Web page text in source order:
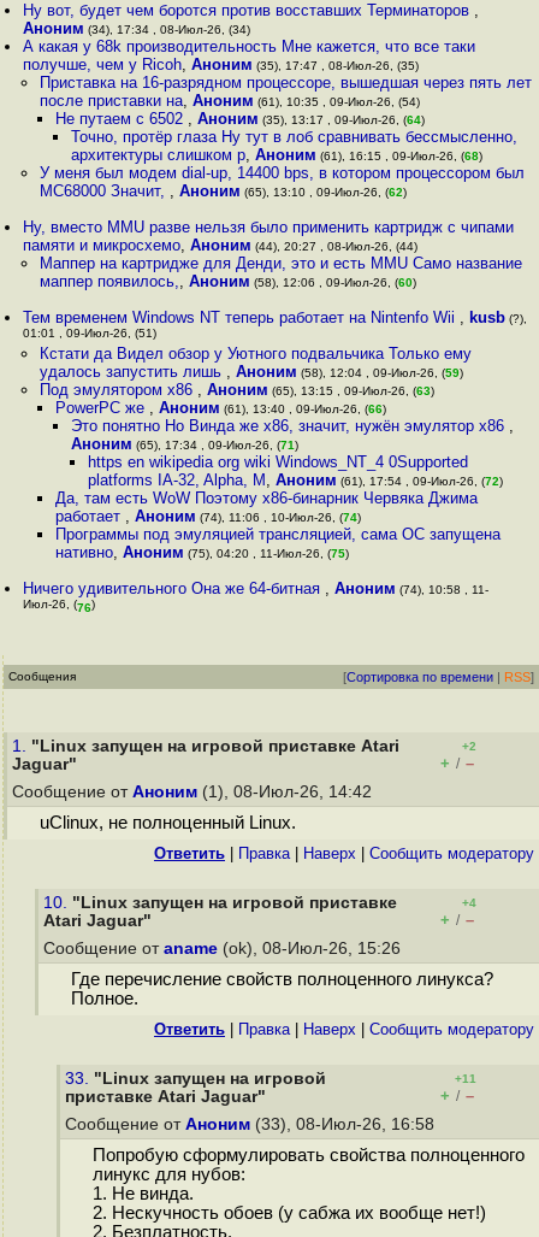
Ну вот, будет чем боротся против восставших Терминаторов ,
Аноним (34), 17:34 , 08-Июл-26, (34)
А какая у 68k производительность Мне кажется, что все таки
получше, чем у Ricoh,Аноним (35), 17:47 , 08-Июл-26, (35)
Приставка на 16-разрядном процессоре, вышедшая через пять лет
после приставки на, Аноним (61), 10:35 , 09-Июл-26, (54)
Не путаем с 6502 , Аноним (35), 13:17 , 09-Июл-26, (64)
Точно, протёр глаза Ну тут в лоб сравнивать бессмысленно,
архитектуры слишком р,Аноним (61), 16:15 , 09-Июл-26, (68)
У меня был модем dial-up, 14400 bps, в котором процессором был
MC68000 Значит, , Аноним (65), 13:10 , 09-Июл-26, (62)
Ну, вместо MMU разве нельзя было применить картридж с чипами
памяти и микросхемо,Аноним (44), 20:27 , 08-Июл-26, (44)
Маппер на картридже для Денди, это и есть MMU Само название
маппер появилось,, Аноним (58), 12:06 , 09-Июл-26, (60)
Тем временем Windows NT теперь работает на Nintenfo Wii , kusb (?),
01:01 , 09-Июл-26, (51)
Кстати да Видел обзор у Уютного подвальчика Только ему
удалось запустить лишь , Аноним (58), 12:04 , 09-Июл-26, (59)
Под эмулятором x86 , Аноним (65), 13:15 , 09-Июл-26, (63)
PowerPC же , Аноним (61), 13:40 , 09-Июл-26, (66)
Это понятно Но Винда же x86, значит, нужён эмулятор x86 ,
Аноним (65), 17:34 , 09-Июл-26, (71)
https en wikipedia org wiki Windows_NT_4 0Supported
platforms IA-32, Alpha, M , Аноним (61), 17:54 , 09-Июл-26, (72)
Да, там есть WoW Поэтому x86-бинарник Червяка Джима
работает , Аноним (74), 11:06 , 10-Июл-26, (74)
Программы под эмуляцией трансляцией, сама ОС запущена
нативно, Аноним (75), 04:20 , 11-Июл-26, (75)
Ничего удивительного Она же 64-битная ,Аноним (74), 10:58 , 11-
Июл-26, (76)
Сообщения [Сортировка по времени | RSS]
1. "Linux запущен на игровой приставке Atari
Jaguar"
+2
+ / –
Сообщение от Аноним (1), 08-Июл-26, 14:42
uClinux, не полноценный Linux.
Ответить Правка| Наверх Cообщить модератору
10. "Linux запущен на игровой приставке
Atari Jaguar"
+4
+ / –
Сообщение от aname (ok), 08-Июл-26, 15:26
Где перечисление свойств полноценного линукса?
Полное.
Ответить Правка| Наверх Cообщить модератору
33. "Linux запущен на игровой
приставке Atari Jaguar"
+11
+ / –
Сообщение от Аноним (33), 08-Июл-26, 16:58
Попробую сформулировать свойства полноценного
линукс для нубов:
1. Не винда.
2. Нескучность обоев (у сабжа их вообще нет!)
2. Безплатность.